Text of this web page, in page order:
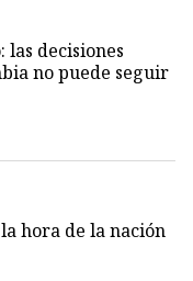
las decisiones
no puede seguir
hora de la nación